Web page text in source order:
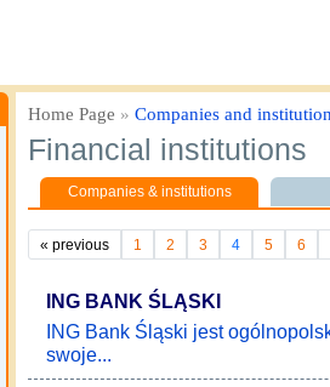
Home Page » Companies and
Financial institutions
Companies & institutions
« previous 1 2 3 4 5 6
ING BANK ŚLĄSKI
ING Bank Śląski jest
swoje...